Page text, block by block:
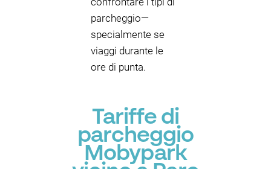
parcheggio—
specialmente se
viaggi durante le
ore di punta.
Tariffe di
parcheggio
Mobypark